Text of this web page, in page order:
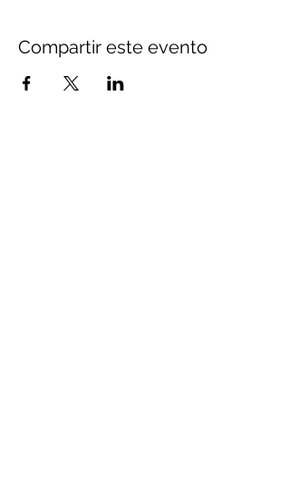
Compartir este evento